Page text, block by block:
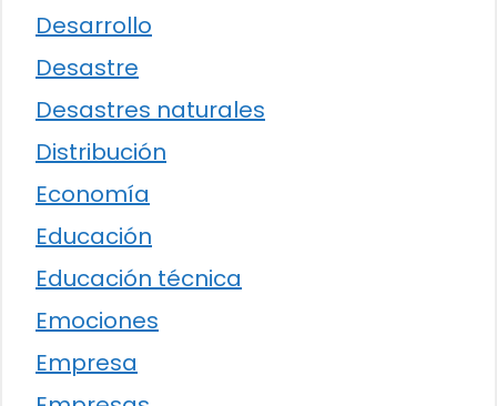
Desarrollo
Desastre
Desastres naturales
Distribución
Economía
Educación
Educación técnica
Emociones
Empresa